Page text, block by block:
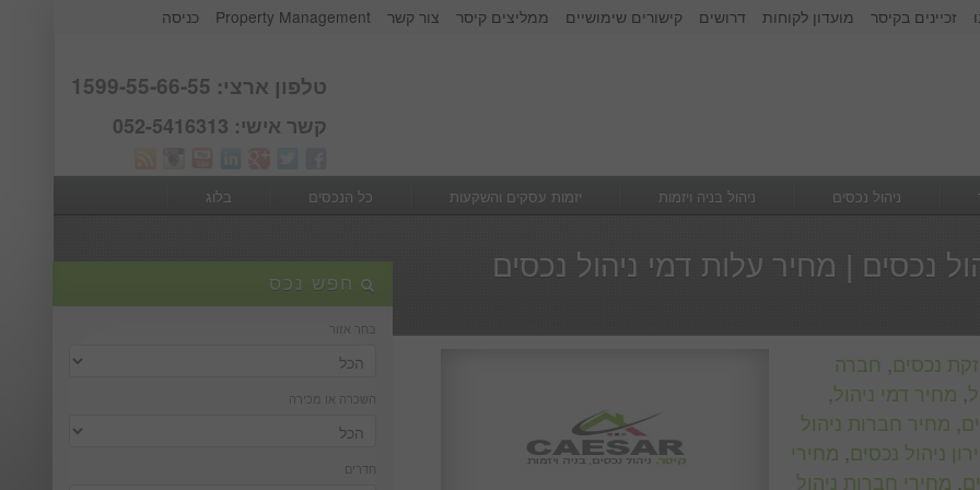
Webmail
כניסה Property Management צור קשר ממליצים קיסר קישורים שימושיים דרושים מועדון לקוחות זכיינים בקיסר
טלפון ארצי: 1599-55-66-55
קשר אישי: 052-5416313
ניהול נכסים ניהול בניה ויזמות יזמות עסקים והשקעות כל הנכסים
בלוג
נכסים | מחיר עלות דמי ניהול נכסים
חפש נכס
בחר אזור
השכרה או מכירה
חדרים
נכסים, חברה
, מחיר דמי ניהול,
, מחיר חברות ניהול
ניהול נכסים, מחירי
, מחירי חברות ניהול